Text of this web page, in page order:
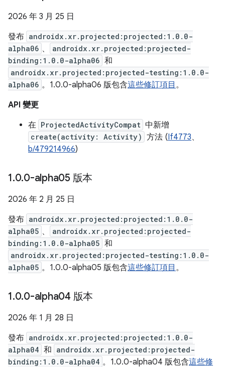
2026 年 3 月 25 日
發布 androidx.xr.projected:projected:1.0.0-
alpha06 、
androidx.xr.projected:projected-
binding:1.0.0-alpha06 和
androidx.xr.projected:projected-testing:1.0.0-
alpha06 。1.0.0-alpha06 版包含這些修訂項目 。
API 變更
在 ProjectedActivityCompat 中新增
create(activity: Activity) 方法 (If4773、
b/479214966)
1.0.0-alpha05 版本
2026 年 2 月 25 日
發布 androidx.xr.projected:projected:1.0.0-
alpha05 、
androidx.xr.projected:projected-
binding:1.0.0-alpha05 和
androidx.xr.projected:projected-testing:1.0.0-
alpha05 。1.0.0-alpha05 版包含這些修訂項目 。
1.0.0-alpha04 版本
2026 年 1 月 28 日
發布 androidx.xr.projected:projected:1.0.0-
alpha04 和 androidx.xr.projected:projected-
binding:1.0.0-alpha04 。1.0.0-alpha04 版包含這些修